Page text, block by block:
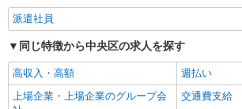
キープ 詳
派遣社員
株式会社シーエーセールススタッフ/tkNY42151b
雑貨販売
派遣社員
同じ特徴から中央区の求人を探す
高収入・高額
週払い
上場企業・上場企業のグループ会
交通費支給